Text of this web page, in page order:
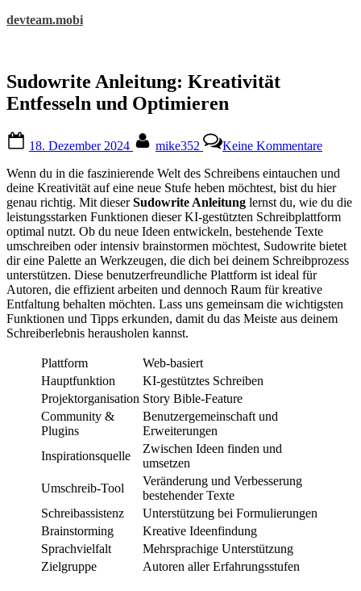
Skip
devteam.mobi
Sudowrite Anleitung: Kreativität
Entfesseln und Optimieren
on
18. Dezember 2024 mike352 Keine Kommentare
und
Wenn du in die faszinierende Welt des Schreibens eintauchen und
deine Kreativität auf eine neue Stufe heben möchtest, bist du hier
genau richtig. Mit dieserSudowrite Anleitung lernst du, wie du die
leistungsstarken Funktionen dieser KI-gestützten Schreibplattform
optimal nutzt. Ob du neue Ideen entwickeln, bestehende Texte
umschreiben oder intensiv brainstormen möchtest, Sudowrite bietet
dir eine Palette an Werkzeugen, die dich bei deinem Schreibprozess
unterstützen. Diese benutzerfreundliche Plattform ist ideal für
Autoren, die effizient arbeiten und dennoch Raum für kreative
Entfaltung behalten möchten. Lass uns gemeinsam die wichtigsten
Funktionen und Tipps erkunden, damit du das Meiste aus deinem
Schreiberlebnis herausholen kannst.
Plattform
Web-basiert
Hauptfunktion
KI-gestütztes Schreiben
Projektorganisation Story Bible-Feature
Community &
Plugins
Benutzergemeinschaft und
Erweiterungen
Inspirationsquelle
Zwischen Ideen finden und
umsetzen
Umschreib-Tool
Veränderung und Verbesserung
bestehender Texte
Schreibassistenz
Unterstützung bei Formulierungen
Brainstorming
Kreative Ideenfindung
Sprachvielfalt
Mehrsprachige Unterstützung
Zielgruppe
Autoren aller Erfahrungsstufen